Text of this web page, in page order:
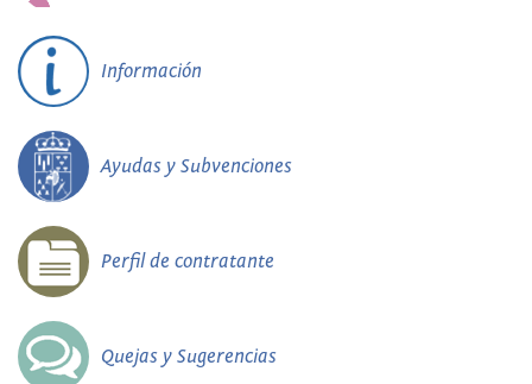
Información
Ayudas y Subvenciones
Perfil de contratante
Quejas y Sugerencias